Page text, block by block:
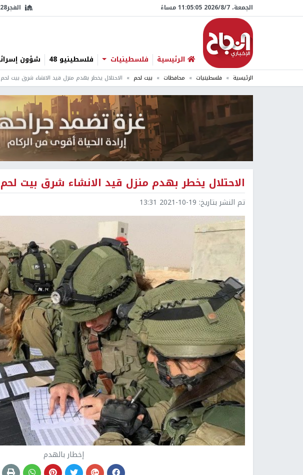
الجمعة، 7/‏8/‏2026 11:05:06 مساءً الفجر
الرئيسية فلسطينيات فلسطينيو 48 شؤون
الرئيسية فلسطينيات محافظات بيت لحم الاحتلال يخطر بهدم منزل قيد الانشاء شرق بيت لحم
الاحتلال يخطر بهدم منزل قيد الانشاء شرق بيت لحم
تم النشر بتاريخ: 2021-10-19 13:31
إخطار بالهدم